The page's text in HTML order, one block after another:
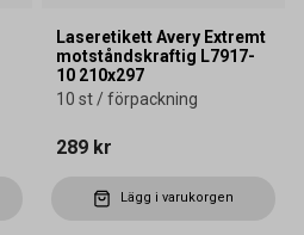
Laseretikett Avery Extremt
motståndskraftig L7917-
10 210x297
10 st / förpackning
289 kr
Lägg i varukorgen